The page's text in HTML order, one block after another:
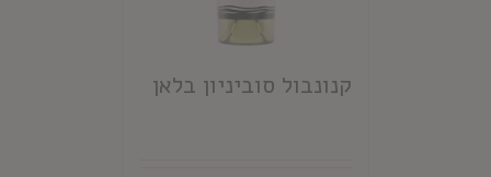
קנונבול סוביניון בלאן